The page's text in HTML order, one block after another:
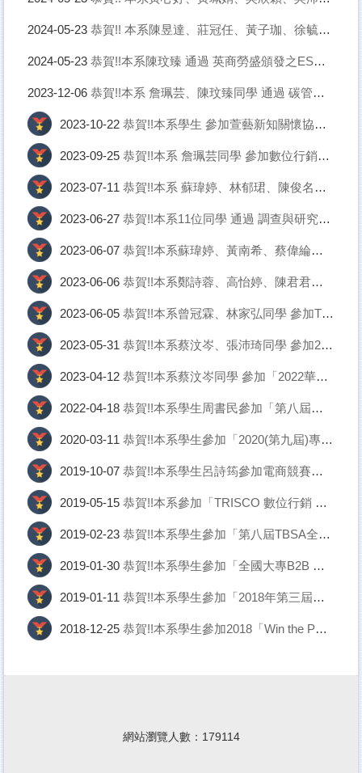
2024-05-23恭賀!! 本系陳昱達、莊冠任、黃子珈、徐毓君、蔡秉修獲得2024年TBSA全國大專創新企劃競賽佳作
2024-05-23恭賀!!本系陳玟臻 通過 英商勞盛頒發之ESG永續報告書規劃師證照
2023-12-06恭賀!!本系 詹珮芸、陳玟臻同學 通過 碳管理規劃師 證照！
2023-10-22恭賀!!本系學生 參加萱藝新知關懷協會 【零廢棄 很時尚創意競賽】 榮獲佳作！
2023-09-25恭賀!!本系 詹珮芸同學 參加數位行銷暨跨境商務系 系徽LOGO設計徵選競賽 榮獲佳作！
2023-07-11恭賀!!本系 蘇瑋婷、林郁珺、陳俊名、曾莉淇、吳建勳同學 通過 永續發展碳管理規劃師 乙級證照！
2023-06-27恭賀!!本系11位同學 通過 調查與研究方法分析師 乙級證照！
2023-06-07恭賀!!本系蘇瑋婷、黃南希、蔡偉綸同學 通過 第十八屆國際貿易大會考！
2023-06-06恭賀!!本系鄭詩蓉、高怡婷、陳君君同學 參加中華商務職能發展協會 微電影影片類-商品組 榮獲優等！
2023-06-05恭賀!!本系曾冠霖、林家弘同學 參加TBSA第12屆全國大專創新企劃競賽 榮獲佳作！
2023-05-31恭賀!!本系蔡汶岑、張沛琦同學 參加2023桃園市專業英文聽寫與詞彙能力大賽 榮獲冠軍！
2023-04-12恭賀!!本系蔡汶岑同學 參加「2022華人資訊語文競技與創意設計大賞」 全國總決賽 榮獲季軍！
2022-04-18恭賀!!本系學生周書民參加「第八屆北區大專院校滑板聯賽勇奪踢踏接力競賽」獲第一名佳績
2020-03-11恭賀!!本系學生參加「2020(第九屆)專業英日文詞彙與聽力能力大賽區域賽」獲獎
2019-10-07恭賀!!本系學生呂詩筠參加電商競賽獲廠商青睞 提供實習機會
2019-05-15恭賀!!本系參加「TRISCO 數位行銷 百萬創業競賽」榮獲佳作
2019-02-23恭賀!!本系學生參加「第八屆TBSA全國大專創新企劃競賽」榮獲佳作
2019-01-30恭賀!!本系學生參加「全國大專B2B 跨境電商競賽」 星光獎第一名
2019-01-11恭賀!!本系學生參加「2018年第三屆新創盃全國大專校院創意創新創業企劃競賽」榮獲優等
2018-12-25恭賀!!本系學生參加2018「Win the PRIDE-用指標說故事」競賽榮獲佳作
網站瀏覽人數： 179114